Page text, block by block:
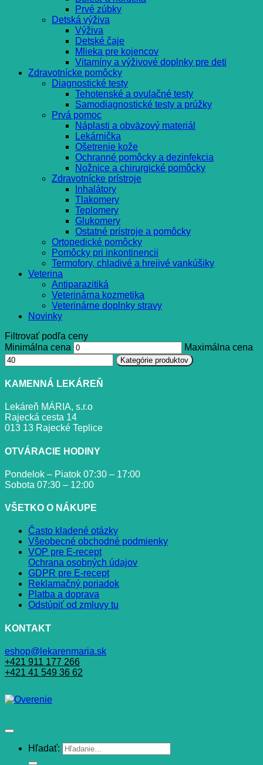
Prvé zúbky
Detská výživa
Výživa
Detské čaje
Mlieka pre kojencov
Vitamíny a výživové doplnky pre deti
Zdravotnícke pomôcky
Diagnostické testy
Tehotenské a ovulačné testy
Samodiagnostické testy a prúžky
Prvá pomoc
Náplasti a obväzový materiál
Lekárnička
Ošetrenie kože
Ochranné pomôcky a dezinfekcia
Nožnice a chirurgické pomôcky
Zdravotnícke prístroje
Inhalátory
Tlakomery
Teplomery
Glukomery
Ostatné prístroje a pomôcky
Ortopedické pomôcky
Pomôcky pri inkontinencii
Termofory, chladivé a hrejivé vankúšiky
Veterina
Antiparazitiká
Veterinárna kozmetika
Veterinárne doplnky stravy
Novinky
Filtrovať podľa ceny
Minimálna cena
Maximálna cena
Kategórie produktov
KAMENNÁ LEKÁREŇ
Lekáreň MÁRIA, s.r.o
Rajecká cesta 14
013 13 Rajecké Teplice
OTVÁRACIE HODINY
Pondelok – Piatok 07:30 – 17:00
Sobota 07:30 – 12:00
VŠETKO O NÁKUPE
Často kladené otázky
Všeobecné obchodné podmienky
VOP pre E-recept
Ochrana osobných údajov
GDPR pre E-recept
Reklamačný poriadok
Platba a doprava
Odstúpiť od zmluvy tu
KONTAKT
eshop@lekarenmaria.sk
+421 911 177 266
+421 41 549 36 62
Hľadať: